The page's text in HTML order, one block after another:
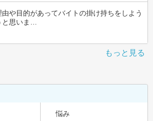
や目的があってバイトの掛け持ちをしよう
思いま…
もっと見る
悩み